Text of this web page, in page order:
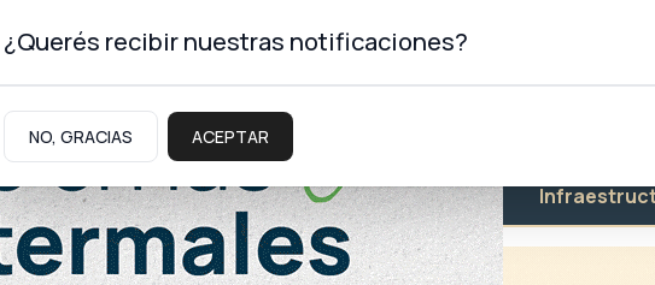
Turismo Educación Salud
¿Querés recibir nuestras notificaciones?
NO, GRACIAS ACEPTAR